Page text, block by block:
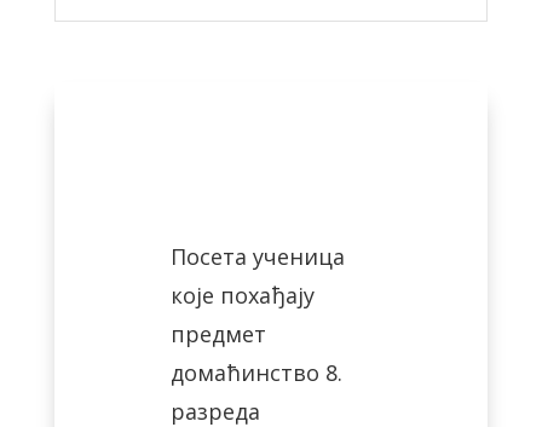
Посета ученица
које похађају
предмет
домаћинство 8.
разреда